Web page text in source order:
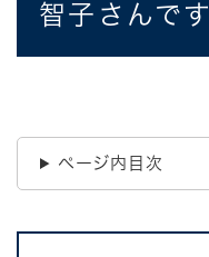
智子さんです
ページ内目次